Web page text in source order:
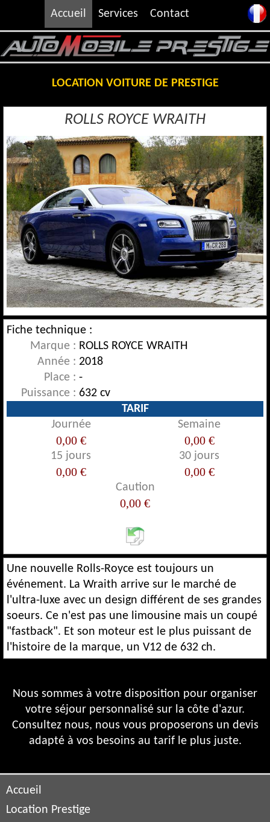
Accueil Services Contact
LOCATION VOITURE DE PRESTIGE
ROLLS ROYCE WRAITH
Fiche technique :
Marque : ROLLS ROYCE WRAITH
Année : 2018
Place : -
Puissance : 632 cv
TARIF
Journée
Semaine
0,00 € 0,00 €
15 jours 30 jours
0,00 € 0,00 €
Caution
0,00 €
Une nouvelle Rolls-Royce est toujours un
événement. La Wraith arrive sur le marché de
l'ultra-luxe avec un design différent de ses grandes
soeurs. Ce n'est pas une limousine mais un coupé
"fastback". Et son moteur est le plus puissant de
l'histoire de la marque, un V12 de 632 ch.
Nous sommes à votre disposition pour organiser
votre séjour personnalisé sur la côte d'azur.
Consultez nous, nous vous proposerons un devis
adapté à vos besoins au tarif le plus juste.
Accueil
Location Prestige